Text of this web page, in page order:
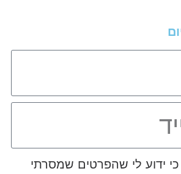
ידוע לי שהפרטים שמסרתי